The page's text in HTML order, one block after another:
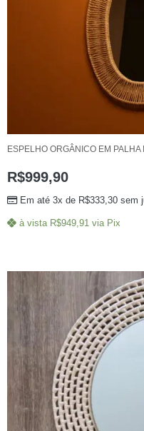
ESPELHO ORGÂNICO EM
R$999,90
Em até 3x de R$333,30 sem
à vista R$949,91 via Pix